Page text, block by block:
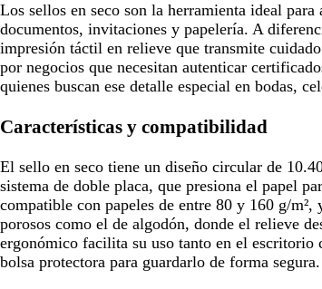
Los sellos en seco son la herramienta ideal
documentos, invitaciones y papelería. A
impresión táctil en relieve que transmite
por negocios que necesitan autenticar
quienes buscan ese detalle especial en bodas,
Características y compatibilidad
El sello en seco tiene un diseño circular de
sistema de doble placa, que presiona el papel
compatible con papeles de entre 80 y 160 g/
porosos como el de algodón, donde el relieve
ergonómico facilita su uso tanto en el escritorio
bolsa protectora para guardarlo de forma segura.